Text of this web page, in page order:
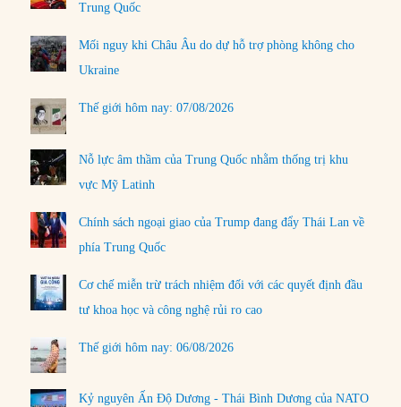
Trung Quốc
Mối nguy khi Châu Âu do dự hỗ trợ phòng không cho
Ukraine
Thế giới hôm nay: 07/08/2026
Nỗ lực âm thầm của Trung Quốc nhằm thống trị khu
vực Mỹ Latinh
Chính sách ngoại giao của Trump đang đẩy Thái Lan về
phía Trung Quốc
Cơ chế miễn trừ trách nhiệm đối với các quyết định đầu
tư khoa học và công nghệ rủi ro cao
Thế giới hôm nay: 06/08/2026
Kỷ nguyên Ấn Độ Dương - Thái Bình Dương của NATO